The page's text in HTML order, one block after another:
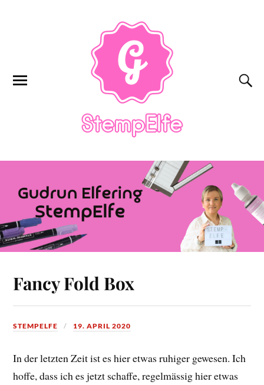
Fancy Fold Box
STEMPELFE 19. APRIL 2020
In der letzten Zeit ist es hier etwas ruhiger gewesen. Ich
hoffe, dass ich es jetzt schaffe, regelmässig hier etwas